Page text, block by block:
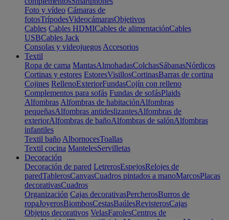
Foto y vídeo Cámaras de
fotosTrípodesVideocámarasObjetivos
Cables Cables HDMICables de alimentaciónCables
USBCables Jack
Consolas y videojuegos Accesorios
Textil
Ropa de cama MantasAlmohadasColchasSábanasNórdicos
Cortinas y estores EstoresVisillosCortinasBarras de cortina
Cojines RellenoExteriorFundasCojín con relleno
Complementos para sofás Fundas de sofásPlaids
Alfombras Alfombras de habitaciónAlfombras
pequeñasAlfombras antideslizantesAlfombras de
exteriorAlfombras de bañoAlfombras de salónAlfombras
infantiles
Textil baño AlbornocesToallas
Textil cocina MantelesServilletas
Decoración
Decoración de pared LetrerosEspejosRelojes de
paredTablerosCanvasCuadros pintados a manoMarcosPlacas
decorativasCuadros
Organización Cajas decorativasPercherosBurros de
ropaJoyerosBiombosCestasBaúlesRevisterosCajas
Objetos decorativos VelasFarolesCentros de